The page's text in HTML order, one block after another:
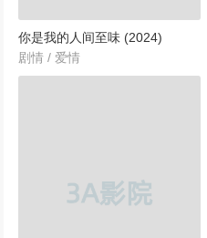
你是我的人间至味 (2024)
剧情 / 爱情